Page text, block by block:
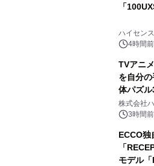
「
ハイセン
4時間前
TVアニ
を自分
体パズ
ギミック
ルが8月
株式会社
3時間前
ECCO独
「
モデル